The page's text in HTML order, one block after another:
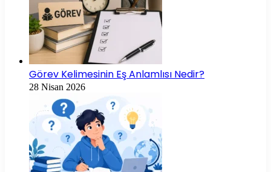
Görev Kelimesinin Eş Anlamlısı Nedir?
28 Nisan 2026